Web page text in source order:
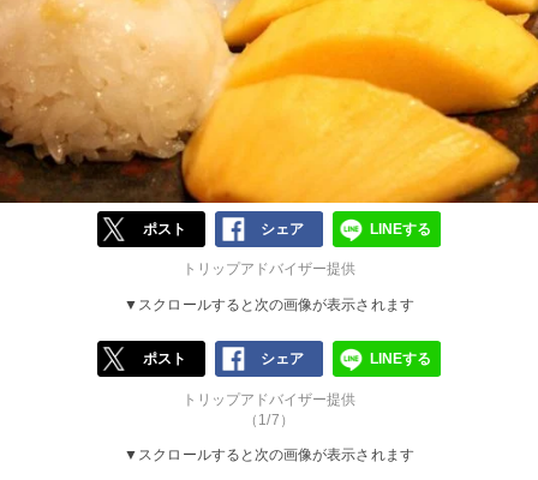
ポスト シェア LINEする
トリップアドバイザー提供
▼スクロールすると次の画像が表示されます
ポスト シェア LINEする
トリップアドバイザー提供
（1/7）
▼スクロールすると次の画像が表示されます